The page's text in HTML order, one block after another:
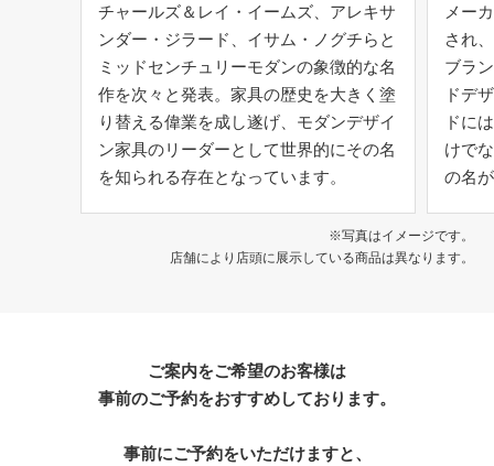
チャールズ＆レイ・イームズ、アレキサ
ンダー・ジラード、イサム・ノグチらと
ミッドセンチュリーモダンの象徴的な名
作を次々と発表。家具の歴史を大きく塗
り替える偉業を成し遂げ、モダンデザイ
ン家具のリーダーとして世界的にその名
を知られる存在となっています。
メー
され
ブラ
ドデ
ドに
けで
の名
※写真はイメージです。
店舗により店頭に展示している商品は異なります。
ご案内をご希望のお客様は
事前のご予約をおすすめしております。
事前にご予約をいただけますと、